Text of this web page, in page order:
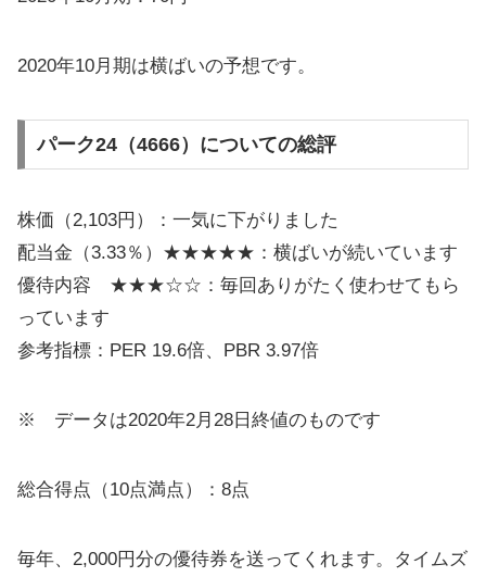
2020年10月期は横ばいの予想です。
パーク24（4666）についての総評
株価（2,103円）：一気に下がりました
配当金（3.33％）★★★★★：横ばいが続いています
優待内容 ★★★☆☆：毎回ありがたく使わせてもら
っています
参考指標：PER 19.6倍、PBR 3.97倍
※ データは2020年2月28日終値のものです
総合得点（10点満点）：8点
毎年、2,000円分の優待券を送ってくれます。タイムズ